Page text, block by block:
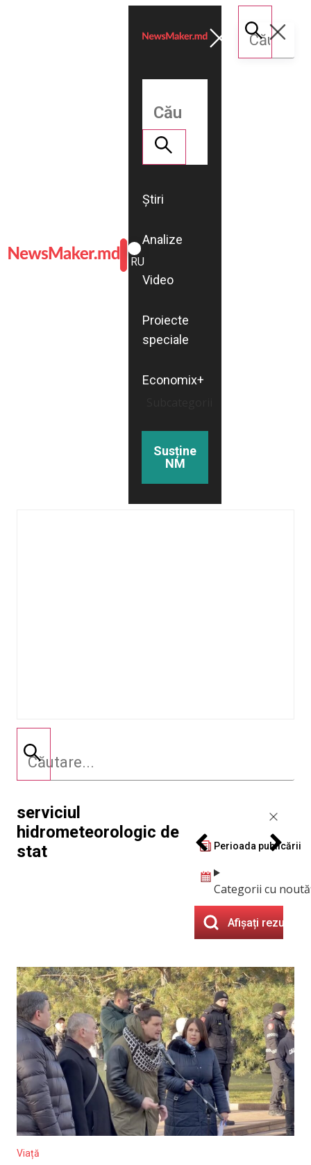
ROMÂNĂ
RU
Știri
Analize
Video
Proiecte
speciale
Economix+
Susține
NM
serviciul
hidrometeorologic de
stat
Perioada publicării
Categorii cu
Afișați
Viață